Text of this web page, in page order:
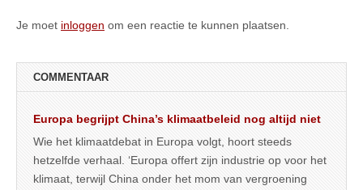
Je moet inloggen om een reactie te kunnen plaatsen.
COMMENTAAR
Europa begrijpt China’s klimaatbeleid nog altijd niet
Wie het klimaatdebat in Europa volgt, hoort steeds
hetzelfde verhaal. ‘Europa offert zijn industrie op voor het
klimaat, terwijl China onder het mom van vergroening